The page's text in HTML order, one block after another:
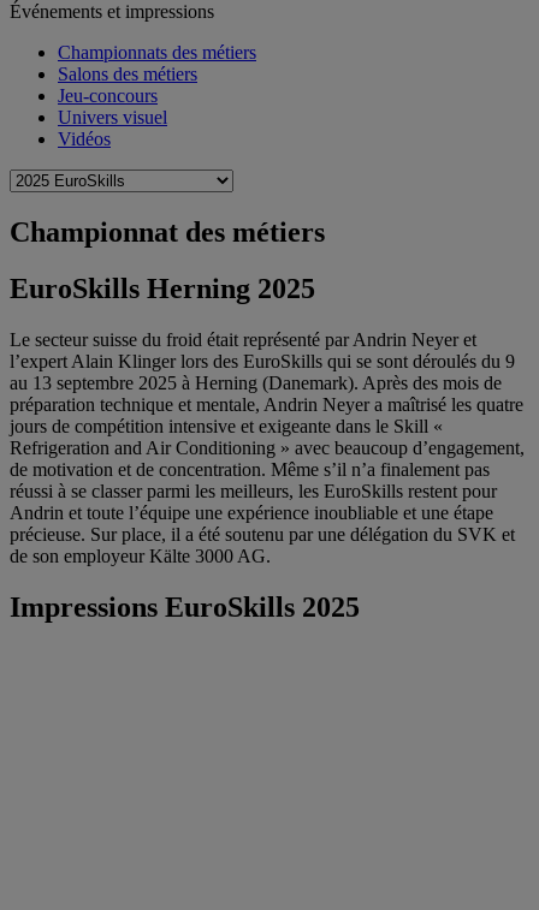
Événements et impressions
Championnats des métiers
Salons des métiers
Jeu-concours
Univers visuel
Vidéos
Championnat des métiers
EuroSkills Herning 2025
Le secteur suisse du froid était représenté par Andrin Neyer et
l’expert Alain Klinger lors des EuroSkills qui se sont déroulés du 9
au 13 septembre 2025 à Herning (Danemark). Après des mois de
préparation technique et mentale, Andrin Neyer a maîtrisé les quatre
jours de compétition intensive et exigeante dans le Skill «
Refrigeration and Air Conditioning » avec beaucoup d’engagement,
de motivation et de concentration. Même s’il n’a finalement pas
réussi à se classer parmi les meilleurs, les EuroSkills restent pour
Andrin et toute l’équipe une expérience inoubliable et une étape
précieuse. Sur place, il a été soutenu par une délégation du SVK et
de son employeur Kälte 3000 AG.
Impressions EuroSkills 2025